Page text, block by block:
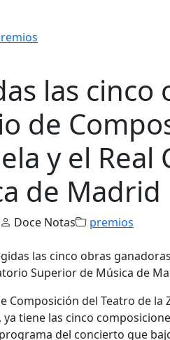
las
de
y el
de Madrid
Doce Notas premios
Composición del Teatro de la
tiene las cinco
del concierto que